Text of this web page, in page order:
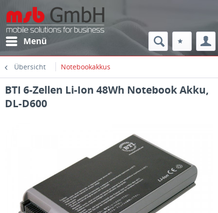
Menü
Übersicht Notebookakkus
BTI 6-Zellen Li-Ion 48Wh Notebook Akku,
DL-D600